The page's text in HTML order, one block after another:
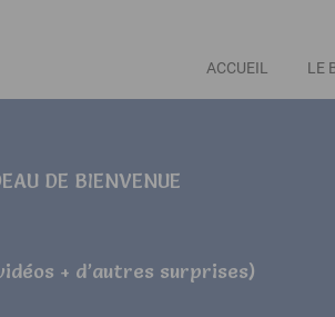
ACCUEIL LE
DE BIENVENUE
+ d’autres surprises)